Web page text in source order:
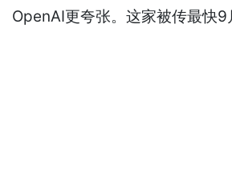
OpenAI更夸张。这家被传最快9